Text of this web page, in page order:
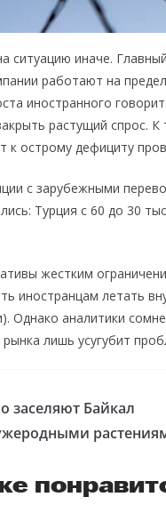
ситуацию иначе.
работают на
иностранного
растущий спрос. К
к острому дефициту
с зарубежными
Турция с 60 до 30
жестким
иностранцам летать
Однако аналитики
рынка лишь усугубит
заселяют Байкал